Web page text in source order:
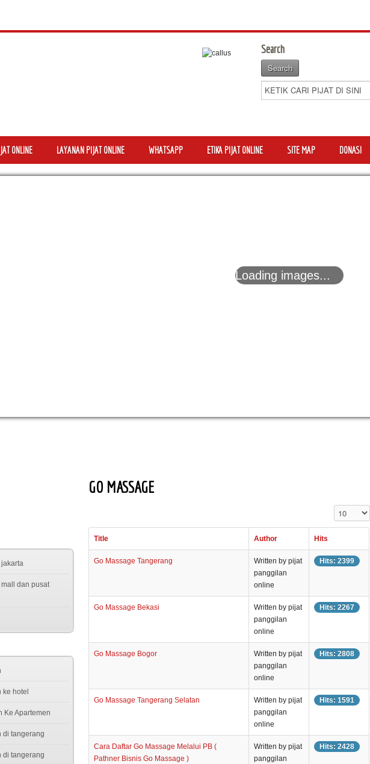
Search
ONLINE LAYANAN PIJAT ONLINE WHATSAPP ETIKA PIJAT ONLINE SITE MAP DONASI
Loading images...
GO MASSAGE
Display #
Title Author Hits
Go Massage Tangerang
Written by pijat
panggilan
online
Hits: 2399
Go Massage Bekasi
Written by pijat
panggilan
online
Hits: 2267
Go Massage Bogor
Written by pijat
panggilan
online
Hits: 2808
Go Massage Tangerang Selatan
Written by pijat
panggilan
online
Hits: 1591
Cara Daftar Go Massage Melalui PB (
Pathner Bisnis Go Massage )
Written by pijat
panggilan
Hits: 2428
dan pusat
hotel
Ke Apartemen
di tangerang
di tangerang